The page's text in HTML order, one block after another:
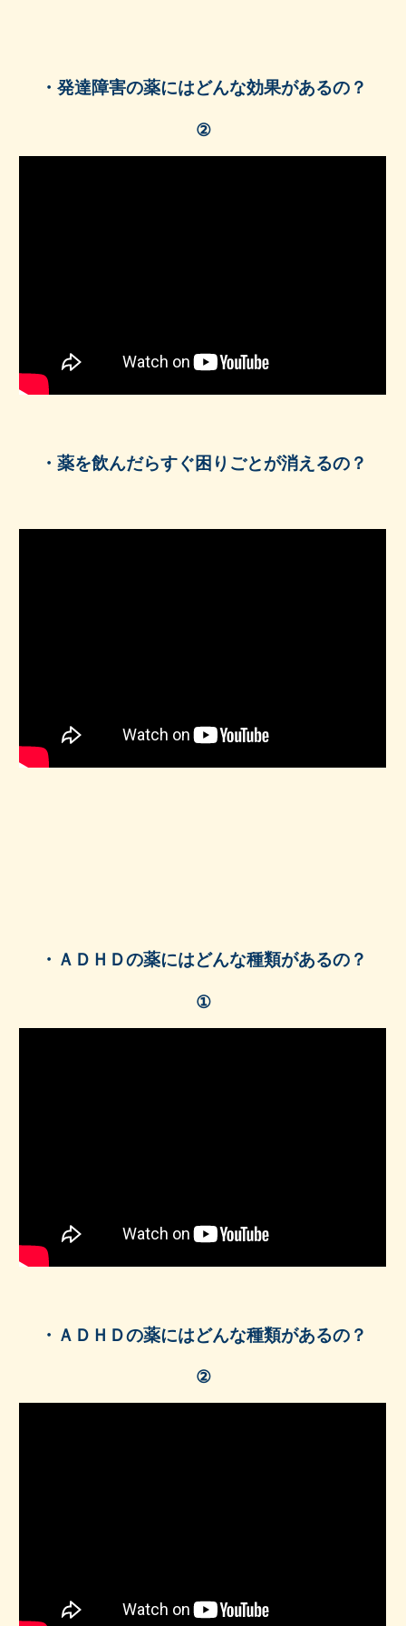
・ 発達障害の薬にはどんな効果があるの？
②
・薬を飲んだらすぐ困りごとが消えるの？
・ＡＤＨＤの薬にはどんな種類があるの？
①
・ ＡＤＨＤの薬にはどんな種類があるの？
②